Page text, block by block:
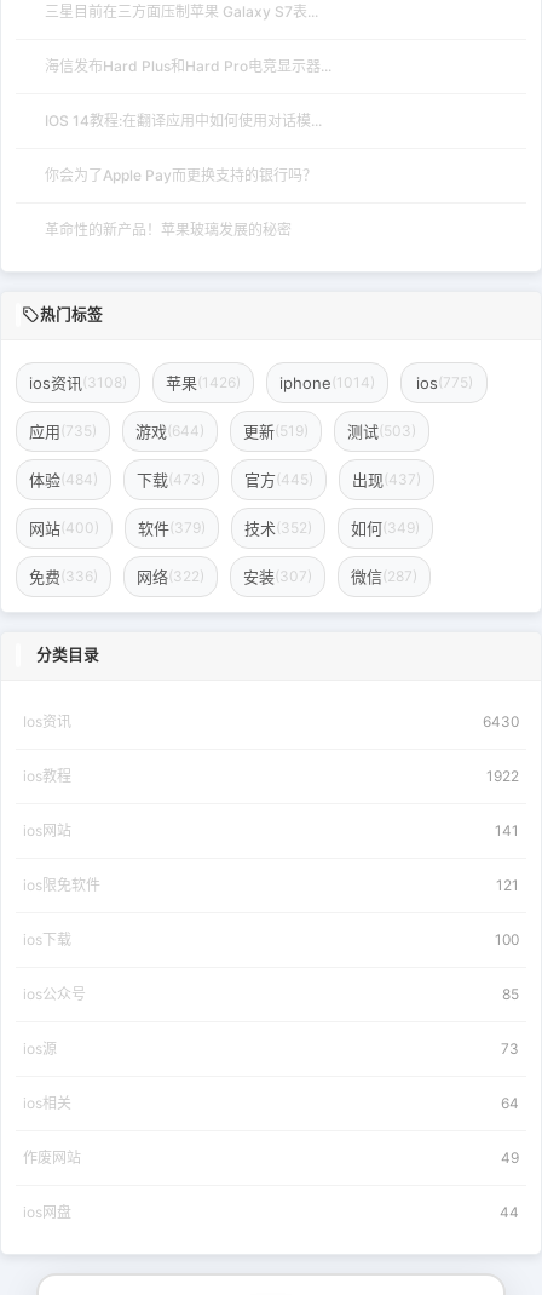
三星目前在三方面压制苹果 Galaxy S7表...
海信发布Hard Plus和Hard Pro电竞显示器...
IOS 14教程:在翻译应用中如何使用对话模...
你会为了Apple Pay而更换支持的银行吗？
革命性的新产品！苹果玻璃发展的秘密
热门标签
ios资讯 (3108) 苹果(1426) iphone(1014) ios(775)
应用(735) 游戏(644) 更新(519) 测试(503)
体验(484) 下载(473) 官方(445) 出现(437)
网站(400) 软件(379) 技术(352) 如何(349)
免费(336) 网络(322) 安装(307) 微信(287)
分类目录
Ios资讯 6430
ios教程 1922
ios网站 141
ios限免软件 121
ios下载 100
ios公众号 85
ios源 73
ios相关 64
作废网站 49
ios网盘 44